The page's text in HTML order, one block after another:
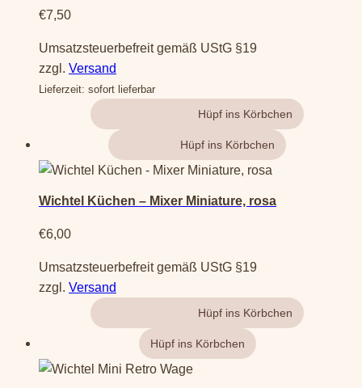
€7,50
Umsatzsteuerbefreit gemäß UStG §19
zzgl. Versand
Lieferzeit: sofort lieferbar
Wichtel Küchen – Mixer Miniature, rosa
€6,00
Umsatzsteuerbefreit gemäß UStG §19
zzgl. Versand